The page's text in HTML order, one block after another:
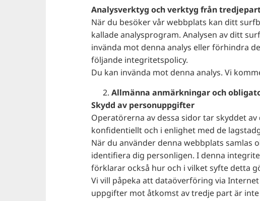
Analysverktyg och verktyg från
När du besöker vår webbplats kan ditt
kallade analysprogram. Analysen av ditt
invända mot denna analys eller förhindra
följande integritetspolicy.
Du kan invända mot denna analys. Vi
Allmänna anmärkningar och
Skydd av personuppgifter
Operatörerna av dessa sidor tar skyddet
konfidentiellt och i enlighet med de
När du använder denna webbplats
identifiera dig personligen. I denna
förklarar också hur och i vilket syfte detta
Vi vill påpeka att dataöverföring via
uppgifter mot åtkomst av tredje part är